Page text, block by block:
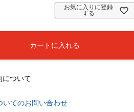
お気に入りに登録
する
カートに入れる
について
いてのお問い合わせ